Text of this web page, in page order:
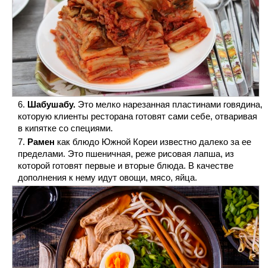
Шабушабу. Это мелко нарезанная пластинами говядина,
которую клиенты ресторана готовят сами себе, отваривая
в кипятке со специями.
Рамен как блюдо Южной Кореи известно далеко за ее
пределами. Это пшеничная, реже рисовая лапша, из
которой готовят первые и вторые блюда. В качестве
дополнения к нему идут овощи, мясо, яйца.